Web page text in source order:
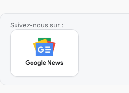
Suivez-nous sur :